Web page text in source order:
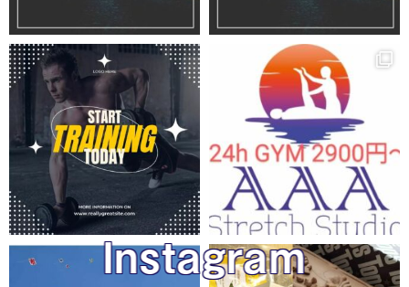
Instagram